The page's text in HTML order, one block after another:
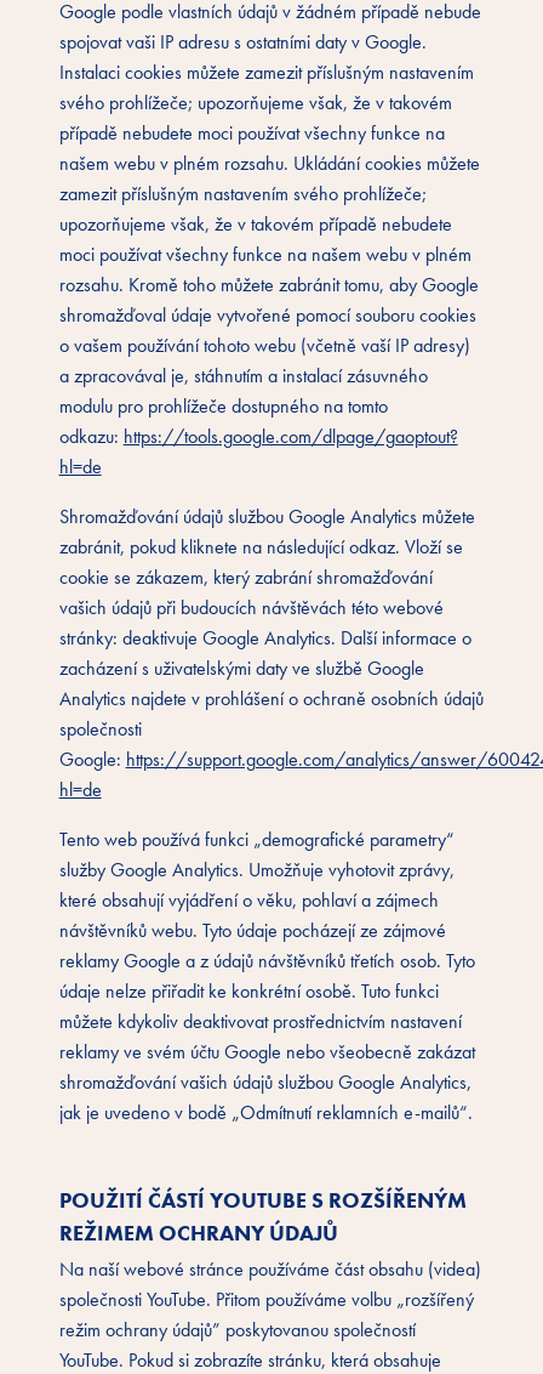
Google podle vlastních údajů v žádném případě nebude
spojovat vaši IP adresu s ostatními daty v Google.
Instalaci cookies můžete zamezit příslušným nastavením
svého prohlížeče; upozorňujeme však, že v takovém
případě nebudete moci používat všechny funkce na
našem webu v plném rozsahu. Ukládání cookies můžete
zamezit příslušným nastavením svého prohlížeče;
upozorňujeme však, že v takovém případě nebudete
moci používat všechny funkce na našem webu v plném
rozsahu. Kromě toho můžete zabránit tomu, aby Google
shromažďoval údaje vytvořené pomocí souboru cookies
o vašem používání tohoto webu (včetně vaší IP adresy)
a zpracovával je, stáhnutím a instalací zásuvného
modulu pro prohlížeče dostupného na tomto
odkazu: https://tools.google.com/dlpage/gaoptout?
hl=de
Shromažďování údajů službou Google Analytics můžete
zabránit, pokud kliknete na následující odkaz. Vloží se
cookie se zákazem, který zabrání shromažďování
vašich údajů při budoucích návštěvách této webové
stránky: deaktivuje Google Analytics. Další informace o
zacházení s uživatelskými daty ve službě Google
Analytics najdete v prohlášení o ochraně osobních údajů
společnosti
Google: https://support.google.com/analytics/answer/
hl=de
Tento web používá funkci „demografické parametry“
služby Google Analytics. Umožňuje vyhotovit zprávy,
které obsahují vyjádření o věku, pohlaví a zájmech
návštěvníků webu. Tyto údaje pocházejí ze zájmové
reklamy Google a z údajů návštěvníků třetích osob. Tyto
údaje nelze přiřadit ke konkrétní osobě. Tuto funkci
můžete kdykoliv deaktivovat prostřednictvím nastavení
reklamy ve svém účtu Google nebo všeobecně zakázat
shromažďování vašich údajů službou Google Analytics,
jak je uvedeno v bodě „Odmítnutí reklamních e-mailů“.
POUŽITÍ ČÁSTÍ YOUTUBE S ROZŠÍŘENÝM
REŽIMEM OCHRANY ÚDAJŮ
Na naší webové stránce používáme část obsahu (videa)
společnosti YouTube. Přitom používáme volbu „rozšířený
režim ochrany údajů” poskytovanou společností
YouTube. Pokud si zobrazíte stránku, která obsahuje